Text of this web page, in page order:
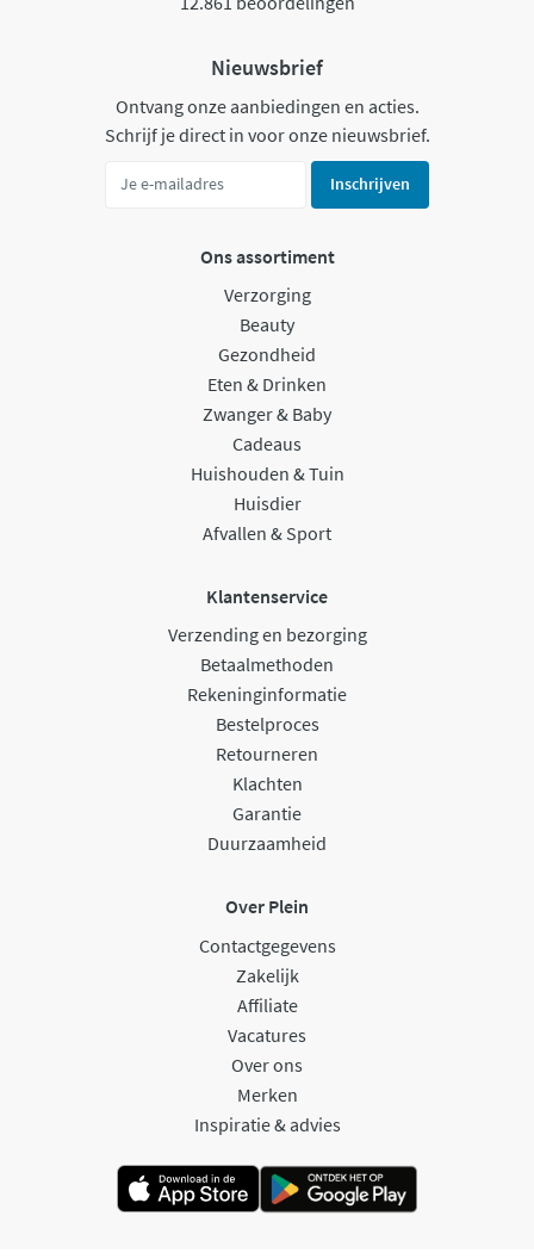
Nieuwsbrief
Ontvang onze aanbiedingen en acties.
Schrijf je direct in voor onze nieuwsbrief.
Inschrijven
Ons assortiment
Verzorging
Beauty
Gezondheid
Eten & Drinken
Zwanger & Baby
Cadeaus
Huishouden & Tuin
Huisdier
Afvallen & Sport
Klantenservice
Verzending en bezorging
Betaalmethoden
Rekeninginformatie
Bestelproces
Retourneren
Klachten
Garantie
Duurzaamheid
Over Plein
Contactgegevens
Zakelijk
Affiliate
Vacatures
Over ons
Merken
Inspiratie & advies